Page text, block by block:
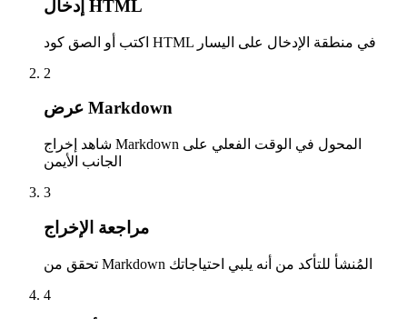
إدخال HTML
اكتب أو الصق كود HTML في منطقة الإدخال على اليسار
2
عرض Markdown
شاهد إخراج Markdown المحول في الوقت الفعلي على
الجانب الأيمن
3
مراجعة الإخراج
تحقق من Markdown المُنشأ للتأكد من أنه يلبي احتياجاتك
4